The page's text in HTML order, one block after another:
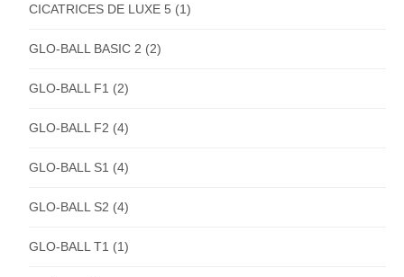
CICATRICES DE LUXE 5 (1)
GLO-BALL BASIC 2 (2)
GLO-BALL F1 (2)
GLO-BALL F2 (4)
GLO-BALL S1 (4)
GLO-BALL S2 (4)
GLO-BALL T1 (1)